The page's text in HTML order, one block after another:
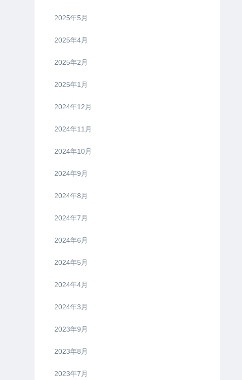
2025年5月
2025年4月
2025年2月
2025年1月
2024年12月
2024年11月
2024年10月
2024年9月
2024年8月
2024年7月
2024年6月
2024年5月
2024年4月
2024年3月
2023年9月
2023年8月
2023年7月